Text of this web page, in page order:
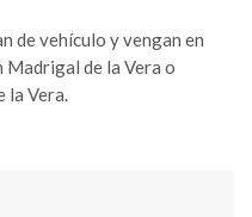
de vehículo y vengan en
Madrigal de la Vera o
la Vera.